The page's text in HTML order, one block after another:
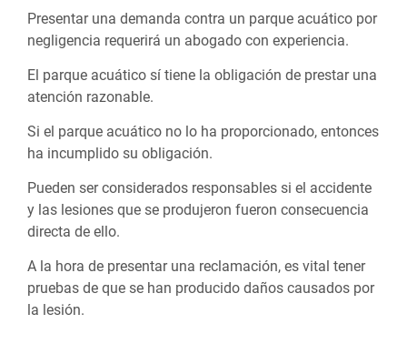
Presentar una demanda contra un parque acuático por
negligencia requerirá un abogado con experiencia.
El parque acuático sí tiene la obligación de prestar una
atención razonable.
Si el parque acuático no lo ha proporcionado, entonces
ha incumplido su obligación.
Pueden ser considerados responsables si el accidente
y las lesiones que se produjeron fueron consecuencia
directa de ello.
A la hora de presentar una reclamación, es vital tener
pruebas de que se han producido daños causados por
la lesión.